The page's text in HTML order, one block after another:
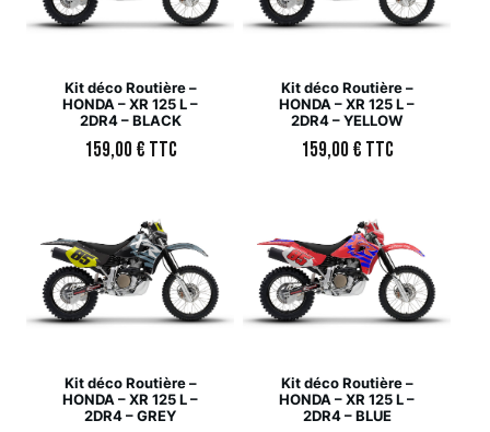
Kit déco Routière –
HONDA – XR 125 L –
2DR4 – BLACK
159,00€ TTC
Kit déco Routière –
HONDA – XR 125 L –
2DR4 – YELLOW
159,00€ TTC
Kit déco Routière –
HONDA – XR 125 L –
2DR4 – GREY
Kit déco Routière –
HONDA – XR 125 L –
2DR4 – BLUE